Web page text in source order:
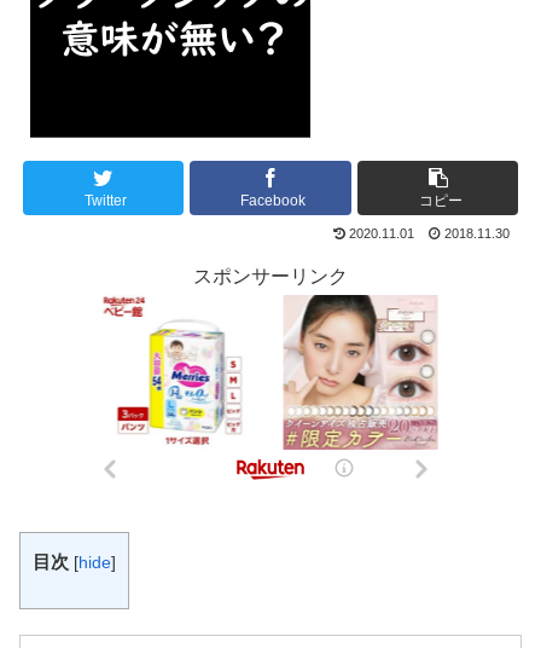
Twitter Facebook コピー
2020.11.01 2018.11.30
スポンサーリンク
目次 [hide]